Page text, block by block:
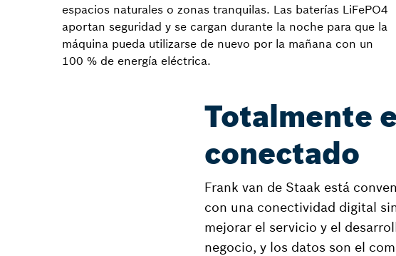
espacios naturales o zonas tranquilas. Las baterías LiFePO4
aportan seguridad y se cargan durante la noche para que la
máquina pueda utilizarse de nuevo por la mañana con un
100 % de energía eléctrica.
Totalmente
conectado
Frank van de Staak está
con una conectividad digital
mejorar el servicio y el
negocio, y los datos son el